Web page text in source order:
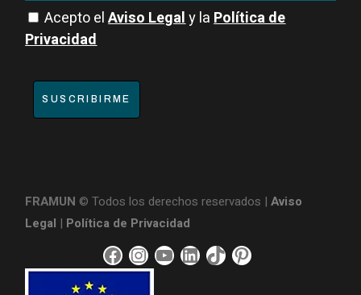
Acepto elAviso Legaly laPolítica de
Privacidad
SUSCRIBIRME
FRAMUN © Todos los derechos reservados |Aviso
Legal | Política de Privacidad
F
a
I Y L T P